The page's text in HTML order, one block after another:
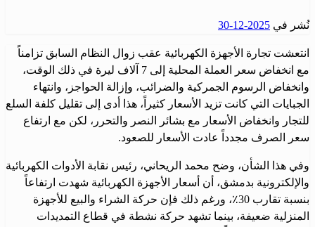
نُشر في 2025-12-30
انتعشت تجارة الأجهزة الكهربائية عقب زوال النظام السابق تزامناً
مع انخفاض سعر العملة المحلية إلى 7 آلاف ليرة في ذلك الوقت،
وانخفاض الرسوم الجمركية والضرائب، وإزالة الحواجز، وانتهاء
الجبايات التي كانت تزيد الأسعار كثيراً، هذا أدى إلى تقليل كلفة السلع
للتجار وانخفاض الأسعار مع بشائر النصر والتحرر، لكن مع ارتفاع
سعر الصرف مجدداً عادت الأسعار للصعود.
وفي هذا الشأن، وضح محمد الريحاني، رئيس نقابة الأدوات الكهربائية
والإلكترونية بدمشق، أن أسعار الأجهزة الكهربائية شهدت ارتفاعاً
بنسبة تقارب 30٪، ورغم ذلك فإن حركة الشراء والبيع للأجهزة
المنزلية ضعيفة، بينما تشهد حركة نشطة في قطاع التمديدات